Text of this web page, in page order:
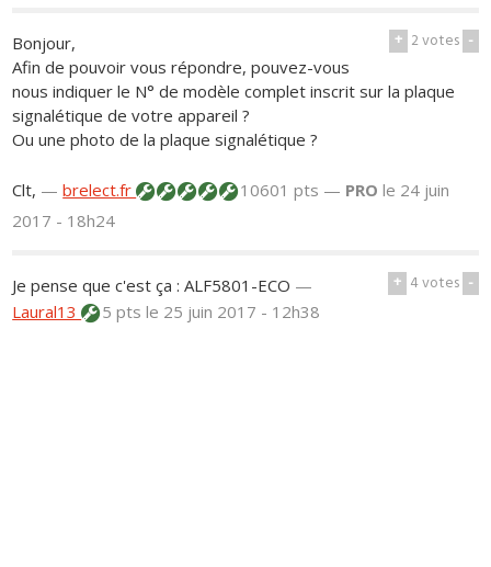
+ 2votes -
Bonjour,
Afin de pouvoir vous répondre, pouvez-vous
nous indiquer le N° de modèle complet inscrit sur la plaque
signalétique de votre appareil ?
Ou une photo de la plaque signalétique ?
Clt, —brelect.fr 10601 pts — PRO le 24 juin
2017 - 18h24
+ 4votes -
Je pense que c'est ça : ALF5801-ECO —
Laural13
5 ptsle 25 juin 2017 - 12h38